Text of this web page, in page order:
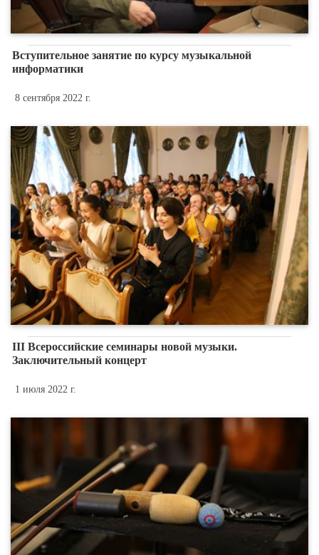
Вступительное занятие по курсу музыкальной
информатики
8 сентября 2022 г.
III Всероссийские семинары новой музыки.
Заключительный концерт
1 июля 2022 г.